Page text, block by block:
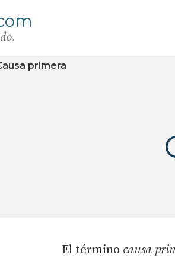
primera
El término causa